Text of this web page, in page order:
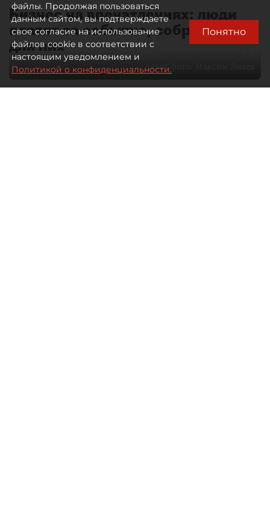
Бизнес на впечатлениях: люди
платят за событие, собранное
для них
Автор фото:
файлы. Продолжая пользоваться
данным сайтом, вы подтверждаете
свое согласие на использование
файлов cookie в соответствии с
настоящим уведомлением и
Политикой о конфиденциальности.
Понятно